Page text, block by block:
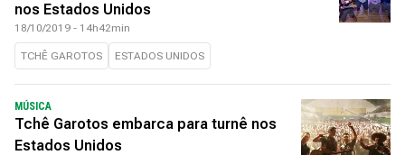
nos Estados Unidos
18/10/2019 - 14h42min
TCHÊ GAROTOS ESTADOS UNIDOS
MÚSICA
Tchê Garotos embarca para turnê nos
Estados Unidos